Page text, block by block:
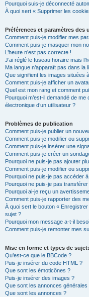
Pourquoi suis-je déconnecté
À quoi sert « Supprimer les
Préférences et paramètres des
Comment puis-je modifier mes
Comment puis-je masquer mon
L’heure n’est pas correcte !
J’ai réglé le fuseau horaire mais
Ma langue n’apparaît pas dans la
Que signifient les images situées
Comment puis-je afficher un
Quel est mon rang et comment
Pourquoi m’est-il demandé de
électronique d’un utilisateur ?
Problèmes de publication
Comment puis-je publier un
Comment puis-je modifier ou
Comment puis-je insérer une
Comment puis-je créer un
Pourquoi ne puis-je pas ajouter
Comment puis-je modifier ou
Pourquoi ne puis-je pas accéder
Pourquoi ne puis-je pas
Pourquoi ai-je reçu un
Comment puis-je rapporter des
À quoi sert le bouton «
sujet ?
Pourquoi mon message a-t-il
Comment puis-je remonter mes
Mise en forme et types de
Qu’est-ce que le BBCode ?
Puis-je insérer du code HTML ?
Que sont les émoticônes ?
Puis-je insérer des images ?
Que sont les annonces générales
Que sont les annonces ?